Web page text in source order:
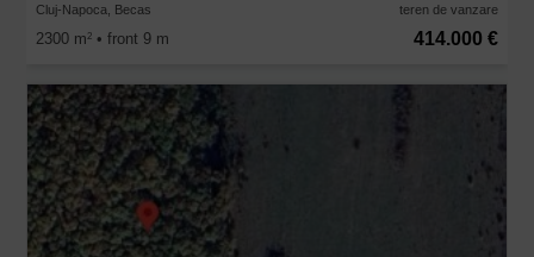
Cluj-Napoca, Becas teren de vanzare
2300 m2 • front 9 m 414.000 €